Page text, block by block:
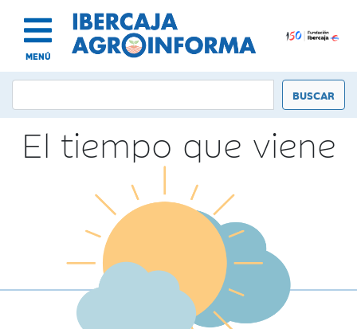
MENÚ
El tiempo que viene